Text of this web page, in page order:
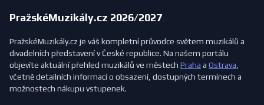
PražskéMuzikály.cz 2026/2027
PražskéMuzikály.cz je váš kompletní průvodce světem muzikálů a
divadelních představení v České republice. Na našem portálu
objevíte aktuální přehled muzikálů ve městech Praha a Ostrava,
včetně detailních informací o obsazení, dostupných termínech a
možnostech nákupu vstupenek.